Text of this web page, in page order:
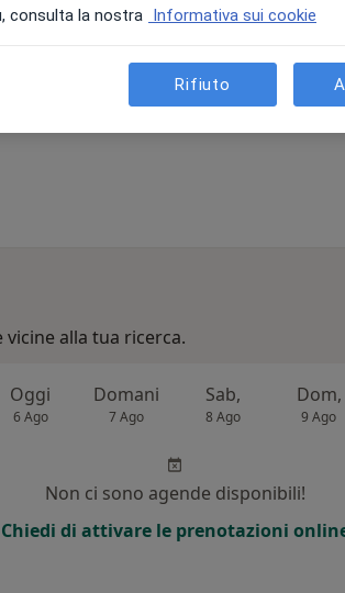
Chiedi di attivare le prenotazioni
alla tua ricerca.
Oggi
6 Ago
Domani
7 Ago
Sab,
8 Ago
Dom,
9 Ago
Non ci sono agende disponibili!
Chiedi di attivare le prenotazioni
consulta la nostra Informativa sui cookie
Rifiuto